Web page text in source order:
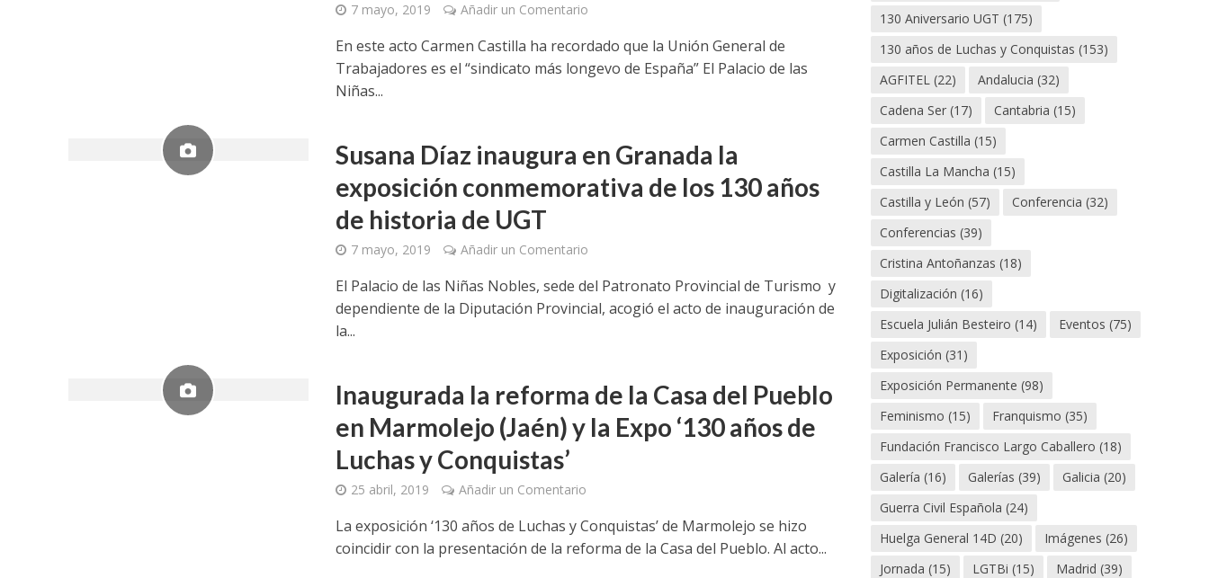
7 mayo, 2019 Añadir un Comentario
En este acto Carmen Castilla ha recordado que la Unión General de
Trabajadores es el “sindicato más longevo de España” El Palacio de las
Niñas...
Susana Díaz inaugura en Granada la
exposición conmemorativa de los 130 años
de historia de UGT
7 mayo, 2019 Añadir un Comentario
El Palacio de las Niñas Nobles, sede del Patronato Provincial de Turismo y
dependiente de la Diputación Provincial, acogió el acto de inauguración de
la...
Inaugurada la reforma de la Casa del Pueblo
en Marmolejo (Jaén) y la Expo ‘130 años de
Luchas y Conquistas’
25 abril, 2019 Añadir un Comentario
La exposición ‘130 años de Luchas y Conquistas’ de Marmolejo se hizo
coincidir con la presentación de la reforma de la Casa del Pueblo. Al acto...
130 Aniversario UGT (175)
130 años de Luchas y Conquistas (153)
AGFITEL (22) Andalucia (32)
Cadena Ser (17) Cantabria (15)
Carmen Castilla (15)
Castilla La Mancha (15)
Castilla y León (57) Conferencia (32)
Conferencias (39)
Cristina Antoñanzas (18)
Digitalización (16)
Escuela Julián Besteiro (14) Eventos (75)
Exposición (31)
Exposición Permanente (98)
Feminismo (15) Franquismo (35)
Fundación Francisco Largo Caballero (18)
Galería (16) Galerías (39) Galicia (20)
Guerra Civil Española (24)
Huelga General 14D (20) Imágenes (26)
Jornada (15) LGTBi (15) Madrid (39)